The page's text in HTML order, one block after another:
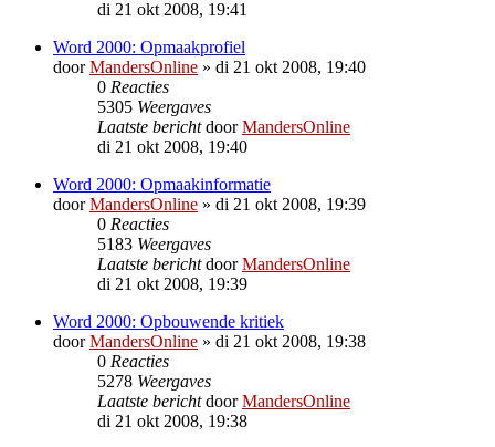
di 21 okt 2008, 19:41
Word 2000: Opmaakprofiel
doorMandersOnline » di 21 okt 2008, 19:40
0 Reacties
5305 Weergaves
Laatste berichtdoorMandersOnline
di 21 okt 2008, 19:40
Word 2000: Opmaakinformatie
doorMandersOnline » di 21 okt 2008, 19:39
0 Reacties
5183 Weergaves
Laatste berichtdoorMandersOnline
di 21 okt 2008, 19:39
Word 2000: Opbouwende kritiek
doorMandersOnline » di 21 okt 2008, 19:38
0 Reacties
5278 Weergaves
Laatste berichtdoorMandersOnline
di 21 okt 2008, 19:38